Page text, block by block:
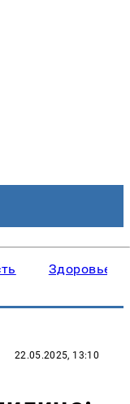
Здоровье
22.05.2025, 13:10